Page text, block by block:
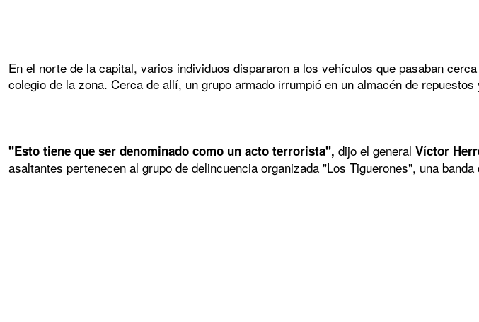
En el norte de la capital, varios individuos dispararon a los vehículos que pasaban
colegio de la zona. Cerca de allí, un grupo armado irrumpió en un almacén de
"Esto tiene que ser denominado como un acto terrorista", dijo el general Víctor
asaltantes pertenecen al grupo de delincuencia organizada "Los Tiguerones", una